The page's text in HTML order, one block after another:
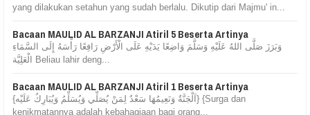
yang dilakukan setahun yang sudah berlalu. Dikutip dari Majmu' in...
Bacaan MAULID AL BARZANJI Atiril 5 Beserta Artinya
وَبَرَزَ صَلَّى اللهُ عَلَيْهِ وَسَلَّمَ وَاضِعًا يَدَيْهِ عَلَى الْأَرْضِ رَافِعًا رَأْسَهُ إِلَى السَّمَاءِ
الْعَلِيَّة Beliau lahir deng...
Bacaan MAULID AL BARZANJI Atiril 1 Beserta Artinya
{اَلْجَنَّةُ وَنَعِيمُهَا سَعْدٌ لِمَنْ يُصَلِّي وَيُسَلِّمُ وَيُبَارِكُ عَلَيْه} {Surga dan
kenikmatannya adalah kebahagiaan bagi orang...